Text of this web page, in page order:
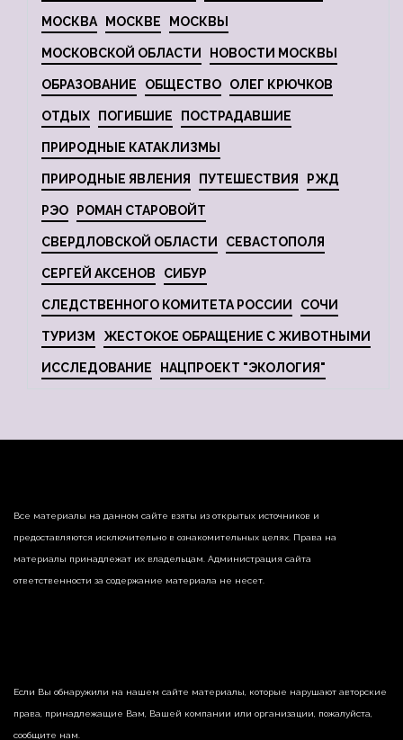
МОСКВА МОСКВЕ МОСКВЫ
МОСКОВСКОЙ ОБЛАСТИ НОВОСТИ МОСКВЫ
ОБРАЗОВАНИЕ ОБЩЕСТВО ОЛЕГ КРЮЧКОВ
ОТДЫХ ПОГИБШИЕ ПОСТРАДАВШИЕ
ПРИРОДНЫЕ КАТАКЛИЗМЫ
ПРИРОДНЫЕ ЯВЛЕНИЯ ПУТЕШЕСТВИЯ РЖД
РЭО РОМАН СТАРОВОЙТ
СВЕРДЛОВСКОЙ ОБЛАСТИ СЕВАСТОПОЛЯ
СЕРГЕЙ АКСЕНОВ СИБУР
СЛЕДСТВЕННОГО КОМИТЕТА РОССИИ СОЧИ
ТУРИЗМ ЖЕСТОКОЕ ОБРАЩЕНИЕ С ЖИВОТНЫМИ
ИССЛЕДОВАНИЕ НАЦПРОЕКТ "ЭКОЛОГИЯ"
Все материалы на данном сайте взяты из открытых источников и
предоставляются исключительно в ознакомительных целях. Права на
материалы принадлежат их владельцам. Администрация сайта
ответственности за содержание материала не несет.
Если Вы обнаружили на нашем сайте материалы, которые нарушают авторские
права, принадлежащие Вам, Вашей компании или организации, пожалуйста,
сообщите нам.